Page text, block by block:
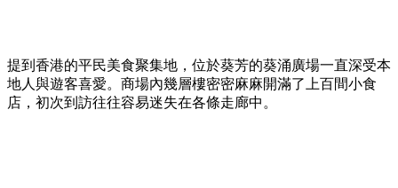
提到香港的平民美食聚集地，位於葵芳的葵涌廣場一直深受本
地人與遊客喜愛。商場內幾層樓密密麻麻開滿了上百間小食
店，初次到訪往往容易迷失在各條走廊中。